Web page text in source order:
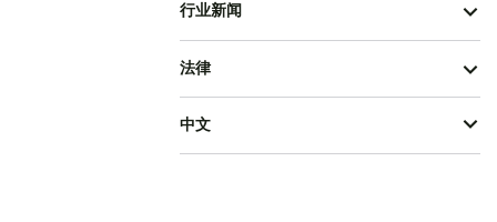
行业新闻
法律
中文